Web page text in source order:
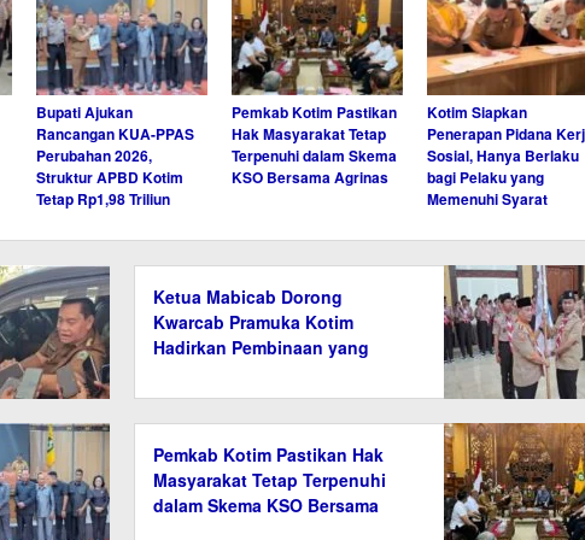
Bupati Ajukan
Rancangan KUA-PPAS
Perubahan 2026,
Struktur APBD Kotim
Tetap Rp1,98 Triliun
Pemkab Kotim Pastikan
Hak Masyarakat Tetap
Terpenuhi dalam Skema
KSO Bersama Agrinas
Kotim Siapkan
Penerapan Pidana
Sosial, Hanya Berlaku
bagi Pelaku yang
Memenuhi Syarat
Ketua Mabicab Dorong
Kwarcab Pramuka Kotim
Hadirkan Pembinaan yang
Pemkab Kotim Pastikan Hak
Masyarakat Tetap Terpenuhi
dalam Skema KSO Bersama